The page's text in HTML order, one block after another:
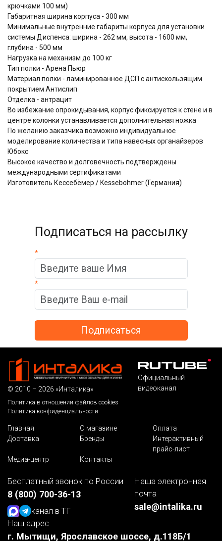
крючками 100 мм)
Габаритная ширина корпуса - 300 мм
Минимальные внутренние габариты корпуса для установки
системы Диспенса: ширина - 262 мм, высота - 1600 мм,
глубина - 500 мм
Нагрузка на механизм до 100 кг
Тип полки - Арена Пьюр
Материал полки - ламинированное ДСП с антискользящим
покрытием Антислип
Отделка - антрацит
Во избежание опрокидывания, корпус фиксируется к стене и в
центре колонки устанавливается дополнительная ножка
По желанию заказчика возможно индивидуальное
моделирование количества и типа навесных органайзеров
Юбокс
Высокое качество и долговечность подтверждены
международными сертификатами
Изготовитель Кессебёмер / Kessebohmer (Германия)
Подписаться на рассылку
*
*
© 2010 – 2026 «Инталика»
Политика в отношении файлов cookies
Политика конфиденциальности
Официальный
видеоканал
Главная О магазине
Оплата
Доставка
Бренды
Интерактивный
прайс-лист
Медиа-центр
Контакты
Бесплатный звонок по России
8 (800) 700-36-13
канал в ТГ
Наша электронная
почта
sale@intalika.ru
Наш адрес
г. Мытищи, Ярославское шоссе, д.118Б/1